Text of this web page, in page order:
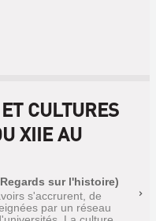
CULTURES
XIIE AU
sur l'histoire)
s'accrurent, de
par un réseau